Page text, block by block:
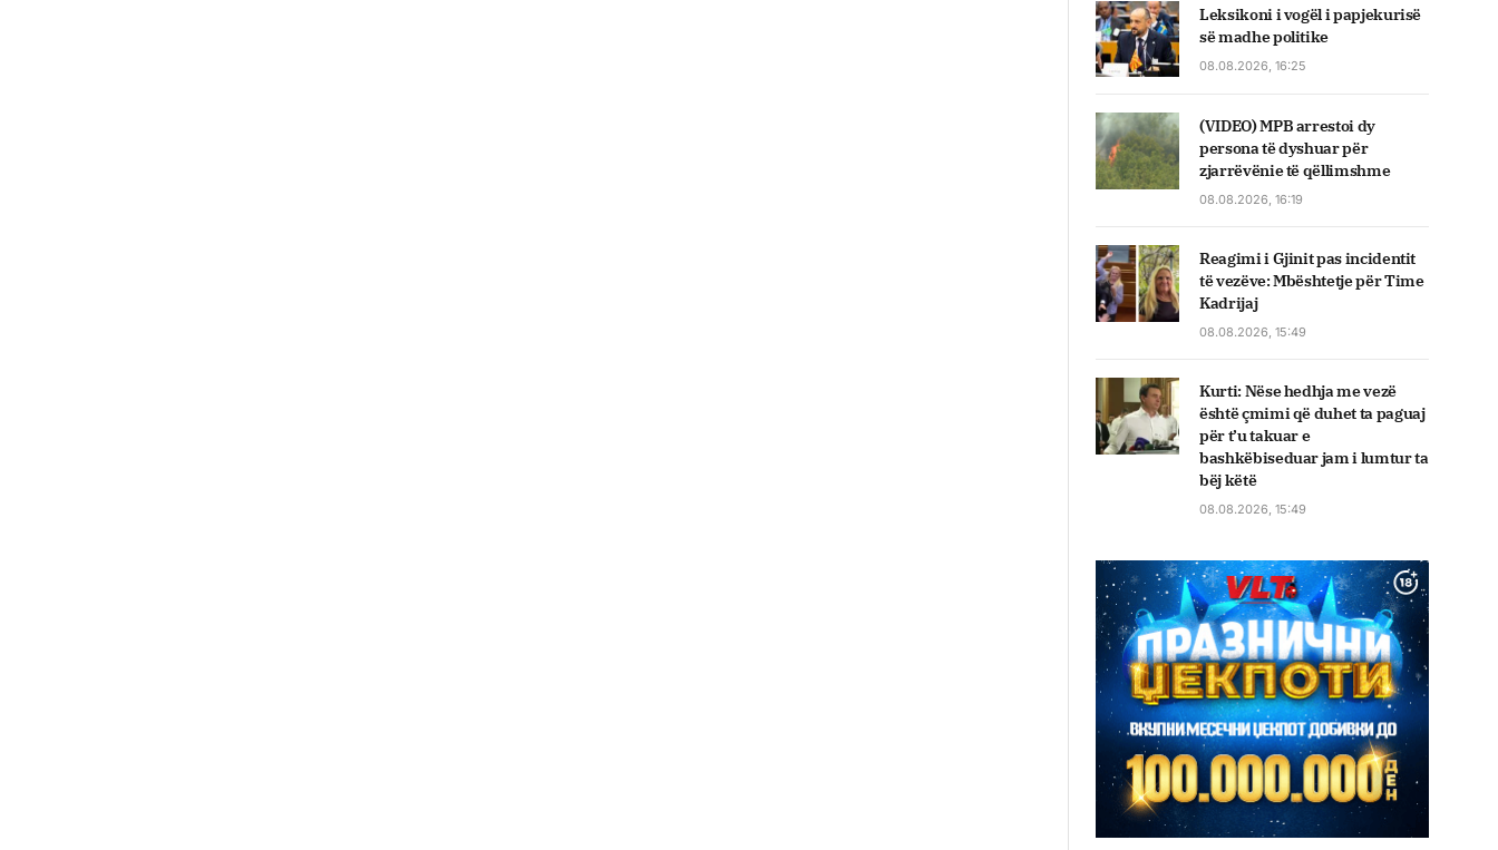
Leksikoni i vogël i papjekurisë
së madhe politike
08.08.2026, 16:25
(VIDEO) MPB arrestoi dy
persona të dyshuar për
zjarrëvënie të qëllimshme
08.08.2026, 16:19
Reagimi i Gjinit pas incidentit
të vezëve: Mbështetje për Time
Kadrijaj
08.08.2026, 15:49
Kurti: Nëse hedhja me vezë
është çmimi që duhet ta paguaj
për t’u takuar e
bashkëbiseduar jam i lumtur ta
bëj këtë
08.08.2026, 15:49